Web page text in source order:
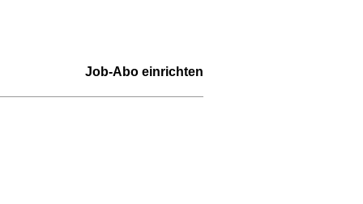
Job-Abo einrichten